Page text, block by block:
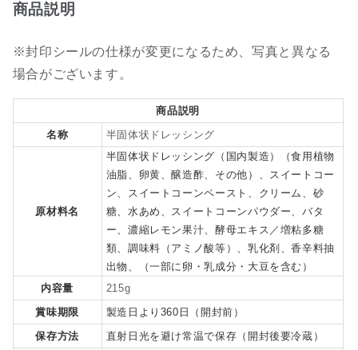
商品説明
※封印シールの仕様が変更になるため、写真と異なる
場合がございます。
商品説明
名称
半固体状ドレッシング
原材料名
半固体状ドレッシング（国内製造）（食用植物
油脂、卵黄、醸造酢、その他）、スイートコー
ン、スイートコーンペースト、クリーム、砂
糖、水あめ、スイートコーンパウダー、バタ
ー、濃縮レモン果汁、酵母エキス／増粘多糖
類、調味料（アミノ酸等）、乳化剤、香辛料抽
出物、（一部に卵・乳成分・大豆を含む）
内容量
215g
賞味期限
製造日より360日（開封前）
保存方法
直射日光を避け常温で保存（開封後要冷蔵）